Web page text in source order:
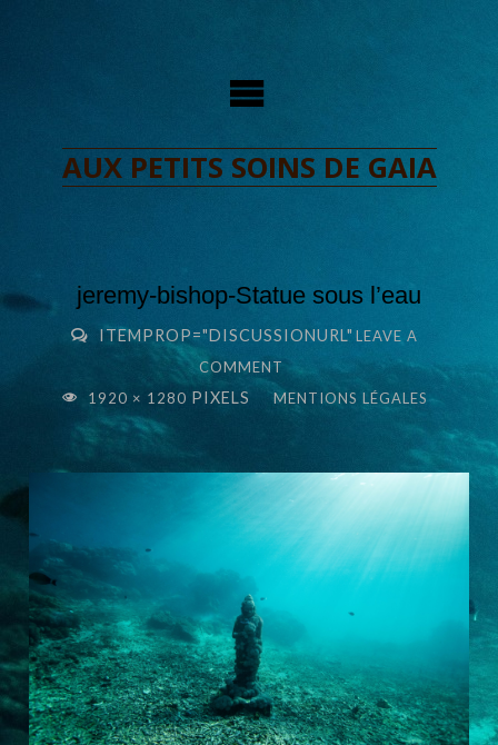
AUX PETITS SOINS DE GAIA
jeremy-bishop-Statue sous l’eau
ITEMPROP="DISCUSSIONURL" LEAVE A
COMMENT
FULL
SIZE
1920 × 1280 PIXELS MENTIONS LÉGALES